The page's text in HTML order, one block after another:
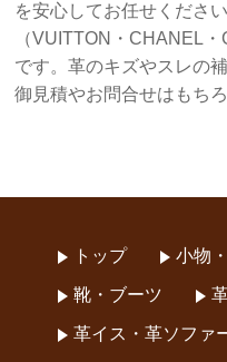
を安心してお任せくださ
（VUITTON・CHANEL
です。革のキズやスレの
御見積やお問合せはもち
トップ 小物
靴・ブーツ
革イス・革ソファ